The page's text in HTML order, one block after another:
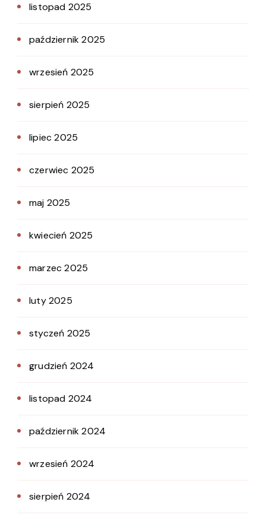
listopad 2025
październik 2025
wrzesień 2025
sierpień 2025
lipiec 2025
czerwiec 2025
maj 2025
kwiecień 2025
marzec 2025
luty 2025
styczeń 2025
grudzień 2024
listopad 2024
październik 2024
wrzesień 2024
sierpień 2024